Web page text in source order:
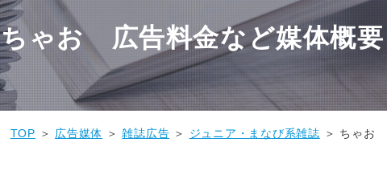
ちゃお 広告料金など媒体概要
TOP ＞ 広告媒体 ＞雑誌広告 ＞ ジュニア・まなび系雑誌 ＞ ちゃお